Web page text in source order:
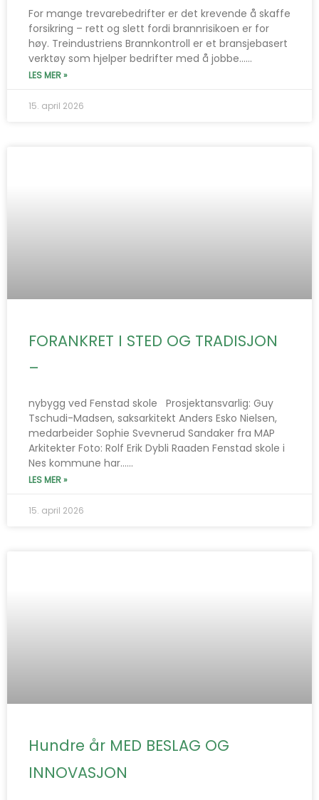
For mange trevarebedrifter er det krevende å skaffe
forsikring – rett og slett fordi brannrisikoen er for
høy. Treindustriens Brannkontroll er et bransjebasert
verktøy som hjelper bedrifter med å jobbe…...
LES MER »
15. april 2026
FORANKRET I STED OG TRADISJON
–
nybygg ved Fenstad skole Prosjektansvarlig: Guy
Tschudi-Madsen, saksarkitekt Anders Esko Nielsen,
medarbeider Sophie Svevnerud Sandaker fra MAP
Arkitekter Foto: Rolf Erik Dybli Raaden Fenstad skole i
Nes kommune har…...
LES MER »
15. april 2026
Hundre år MED BESLAG OG
INNOVASJON